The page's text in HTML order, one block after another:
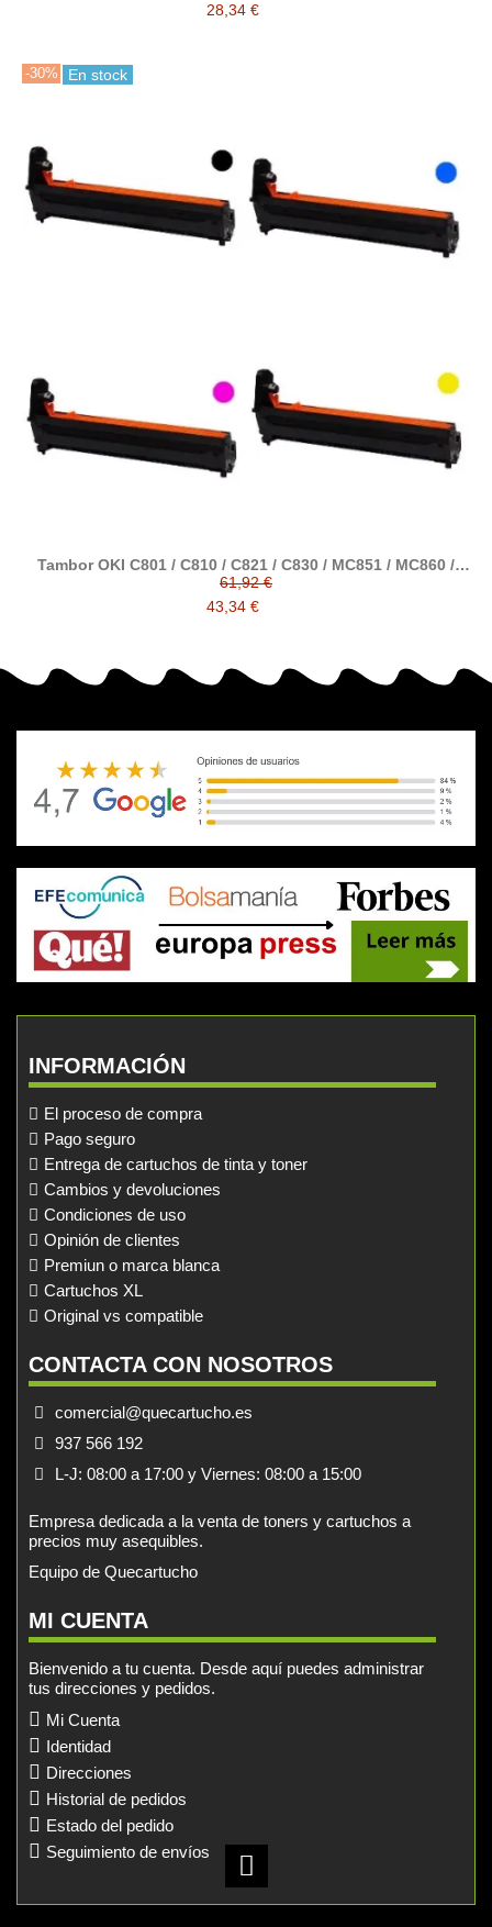
28,34 €
-30% En stock
Tambor OKI C801 / C810 / C821 / C830 / MC851 / MC860 /
MC861 / MC862 / ES8430 / ES8460 / ES8451 / ES8461 /
CX2633 comp. a OKI
61,92 €
43,34 €
INFORMACIÓN
El proceso de compra
Pago seguro
Entrega de cartuchos de tinta y toner
Cambios y devoluciones
Condiciones de uso
Opinión de clientes
Premiun o marca blanca
Cartuchos XL
Original vs compatible
CONTACTA CON NOSOTROS
comercial@quecartucho.es
937 566 192
L-J: 08:00 a 17:00 y Viernes: 08:00 a 15:00
Empresa dedicada a la venta de toners y cartuchos a
precios muy asequibles.
Equipo de Quecartucho
MI CUENTA
Bienvenido a tu cuenta. Desde aquí puedes administrar
tus direcciones y pedidos.
Mi Cuenta
Identidad
Direcciones
Historial de pedidos
Estado del pedido
Seguimiento de envíos